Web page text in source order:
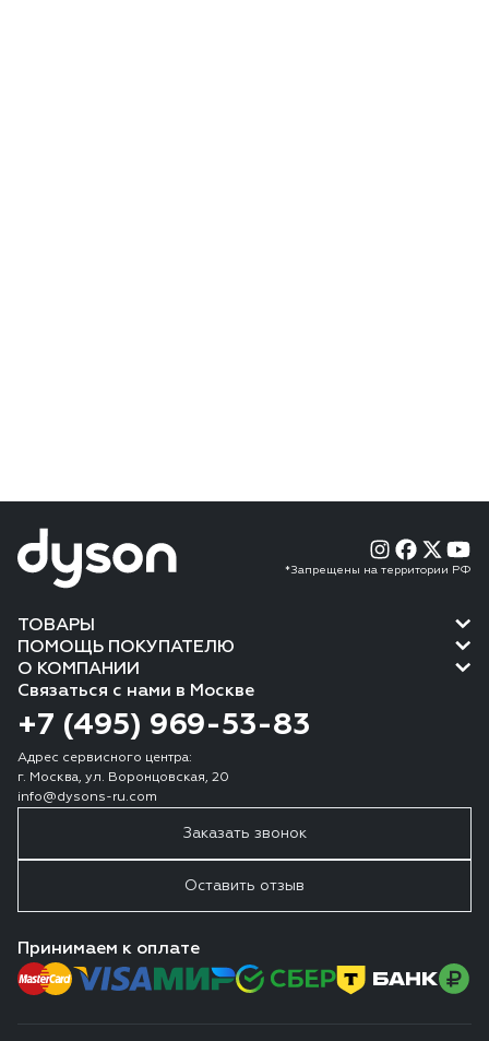
*Запрещены на территории РФ
ТОВАРЫ
ПОМОЩЬ ПОКУПАТЕЛЮ
О КОМПАНИИ
Связаться с нами в Москве
+7 (495) 969-53-83
Адрес сервисного центра:
г. Москва, ул. Воронцовская, 20
info@dysons-ru.com
Заказать звонок
Оставить отзыв
Принимаем к оплате